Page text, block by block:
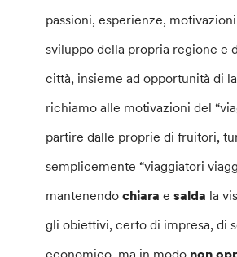
passioni, esperienze,
sviluppo della propria regione e
città, insieme ad opportunità di
richiamo alle motivazioni del
partire dalle proprie di fruitori,
semplicemente “viaggiatori
mantenendochiaraesalda la
gli obiettivi, certo di impresa, di